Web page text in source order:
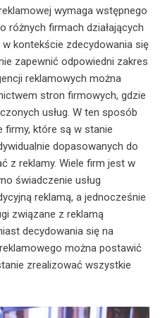
wymaga wstępnego
różnych firmach działających
kontekście zdecydowania się
zapewnić odpowiedni zakres
reklamowych można
stron firmowych, gdzie
usług. W ten sposób
firmy, które są w stanie
dopasowanych do
z reklamy. Wiele firm jest w
świadczenie usług
reklamą, a jednocześnie
związane z reklamą
decydowania się na
można postawić
zrealizować wszystkie